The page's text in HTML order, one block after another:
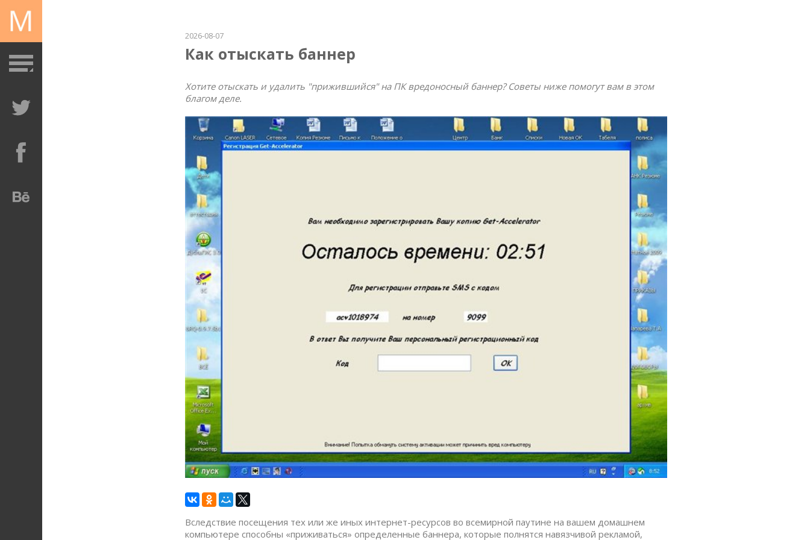
2026-08-07
Как отыскать баннер
Хотите отыскать и удалить "прижившийся" на ПК вредоносный баннер? Советы ниже помогут вам в этом
благом деле.
Вследствие посещения тех или же иных интернет-ресурсов во всемирной паутине на вашем домашнем
компьютере способны «приживаться» определенные баннера, которые полнятся навязчивой рекламой,